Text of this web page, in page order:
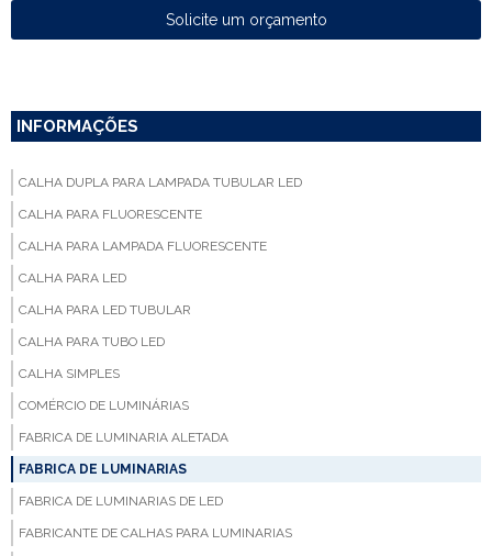
Solicite um orçamento
INFORMAÇÕES
CALHA DUPLA PARA LAMPADA TUBULAR LED
CALHA PARA FLUORESCENTE
CALHA PARA LAMPADA FLUORESCENTE
CALHA PARA LED
CALHA PARA LED TUBULAR
CALHA PARA TUBO LED
CALHA SIMPLES
COMÉRCIO DE LUMINÁRIAS
FABRICA DE LUMINARIA ALETADA
FABRICA DE LUMINARIAS
FABRICA DE LUMINARIAS DE LED
FABRICANTE DE CALHAS PARA LUMINARIAS